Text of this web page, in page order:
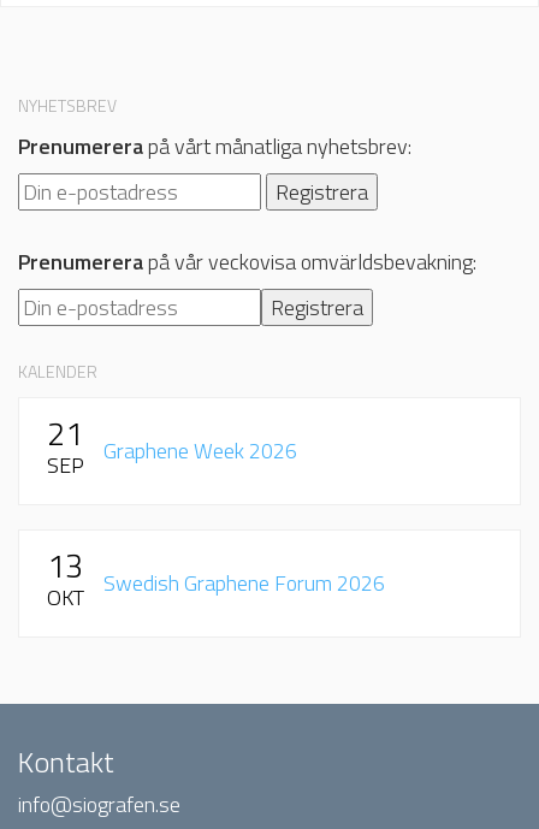
NYHETSBREV
Prenumererapå vårt månatliga nyhetsbrev:
Prenumererapå vår veckovisa omvärldsbevakning:
KALENDER
21
SEP Graphene Week 2026
13
OKT Swedish Graphene Forum 2026
Kontakt
info@siografen.se